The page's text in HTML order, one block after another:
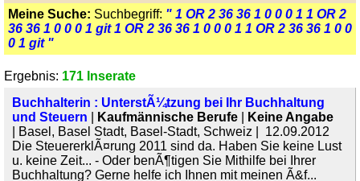
Meine Suche: Suchbegriff: " 1 OR 2 36 36 1 0 0 0 1 1 OR 2
36 36 1 0 0 0 1 git 1 OR 2 36 36 1 0 0 0 1 1 OR 2 36 36 1 0 0
0 1 git "
Ergebnis: 171 Inserate
Buchhalterin : UnterstÃ¼tzung bei Ihr Buchhaltung
und Steuern
Kaufmännische Berufe
Keine Angabe
| Basel, Basel Stadt, Basel-Stadt, Schweiz | 12.09.2012
Die SteuererklÃ¤rung 2011 sind da. Haben Sie keine Lust
u. keine Zeit... - Oder benÃ¶tigen Sie Mithilfe bei Ihrer
Buchhaltung? Gerne helfe ich Ihnen mit meinen Ã&f...